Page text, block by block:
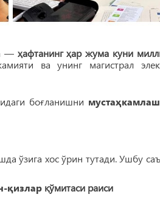
— ҳафтанинг ҳар жума куни
ва унинг магистрал
боғланишни
ўзига хос ўрин тутади. Ушбу
қизларқўмитаси раиси